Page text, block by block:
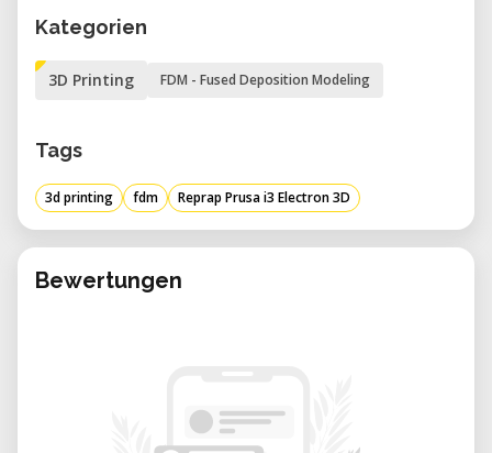
famiglia RepRap, il design della Prusa i3
Telaio robusto: La stampante presenta
un telaio solido, spesso costruito con
materiali come acciaio o alluminio,
circa 210 × 210 × 180 mm, accoglie una
Kategorien
3D Printing FDM - Fused Deposition Modeling
Tags
3d printing fdm Reprap Prusa i3 Electron 3D
Bewertungen